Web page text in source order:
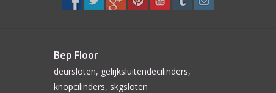
Bep Floor
deursloten, gelijksluitendecilinders,
knopcilinders, skgsloten